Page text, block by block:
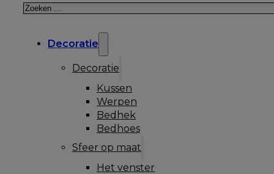
Zoeken
Decoratie
Decoratie
Kussen
Werpen
Bedhek
Bedhoes
Sfeer op maat
Het venster